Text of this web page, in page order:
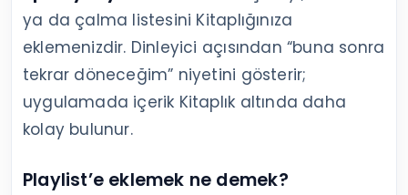
ya da çalma listesini Kitaplığınıza
eklemenizdir. Dinleyici açısından “buna sonra
tekrar döneceğim” niyetini gösterir;
uygulamada içerik Kitaplık altında daha
kolay bulunur.
Playlist’e eklemek ne demek?